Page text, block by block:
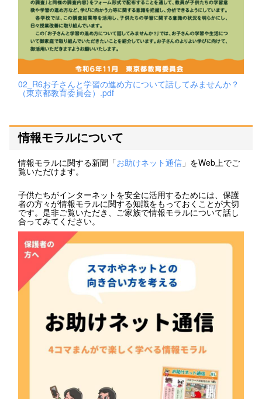
02_R6お子さんと学習の進め方について話してみませんか？
（東京都教育委員会）.pdf
情報モラルについて
情報モラルに関する新聞「お助けネット通信 」をWeb上でご
覧いただけます。
子供たちがインターネットを安全に活用するためには、保護
者の方々が情報モラルに関する知識をもっておくことが大切
です。是非ご覧いただき、ご家族で情報モラルについて話し
合ってみてください。